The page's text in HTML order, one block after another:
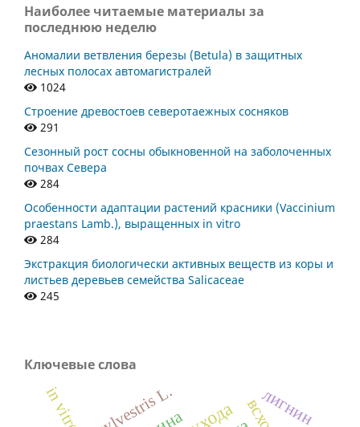
Наиболее читаемые материалы за
последнюю неделю
Аномалии ветвления березы (Betula) в защитных
лесных полосах автомагистралей
1024
Строение древостоев северотаежных сосняков
291
Сезонный рост сосны обыкновенной на заболоченных
почвах Севера
284
Особенности адаптации растений красники (Vaccinium
praestans Lamb.), выращенных in vitro
284
Экстракция биологически активных веществ из коры и
листьев деревьев семейства Salicaceae
245
Ключевые слова
лигнин
in vitro